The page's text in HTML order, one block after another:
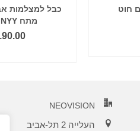
כבל למצלמות
מתח RG59 NYY
NEOVISION
העלייה 2 תל-אביב